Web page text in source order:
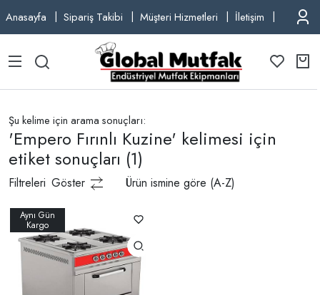
Anasayfa Sipariş Takibi Müşteri Hizmetleri İletişim TEL:
Şu kelime için arama sonuçları:
'Empero Fırınlı Kuzine' kelimesi için
etiket sonuçları (1)
Filtreleri Göster Ürün ismine göre (A-Z)